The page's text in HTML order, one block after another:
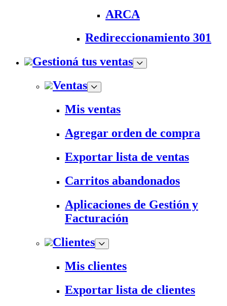
ARCA
Redireccionamiento 301
Gestioná tus ventas
Ventas
Mis ventas
Agregar orden de compra
Exportar lista de ventas
Carritos abandonados
Aplicaciones de Gestión y
Facturación
Clientes
Mis clientes
Exportar lista de clientes